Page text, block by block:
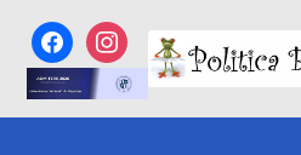
facebookinstagram